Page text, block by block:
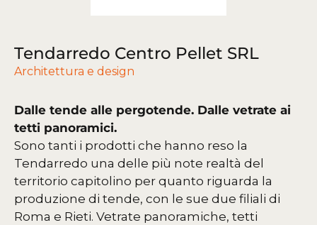
Tendarredo Centro Pellet SRL
Architettura e design
Dalle tende alle pergotende. Dalle vetrate ai
tetti panoramici.
Sono tanti i prodotti che hanno reso la
Tendarredo una delle più note realtà del
territorio capitolino per quanto riguarda la
produzione di tende, con le sue due filiali di
Roma e Rieti. Vetrate panoramiche, tetti